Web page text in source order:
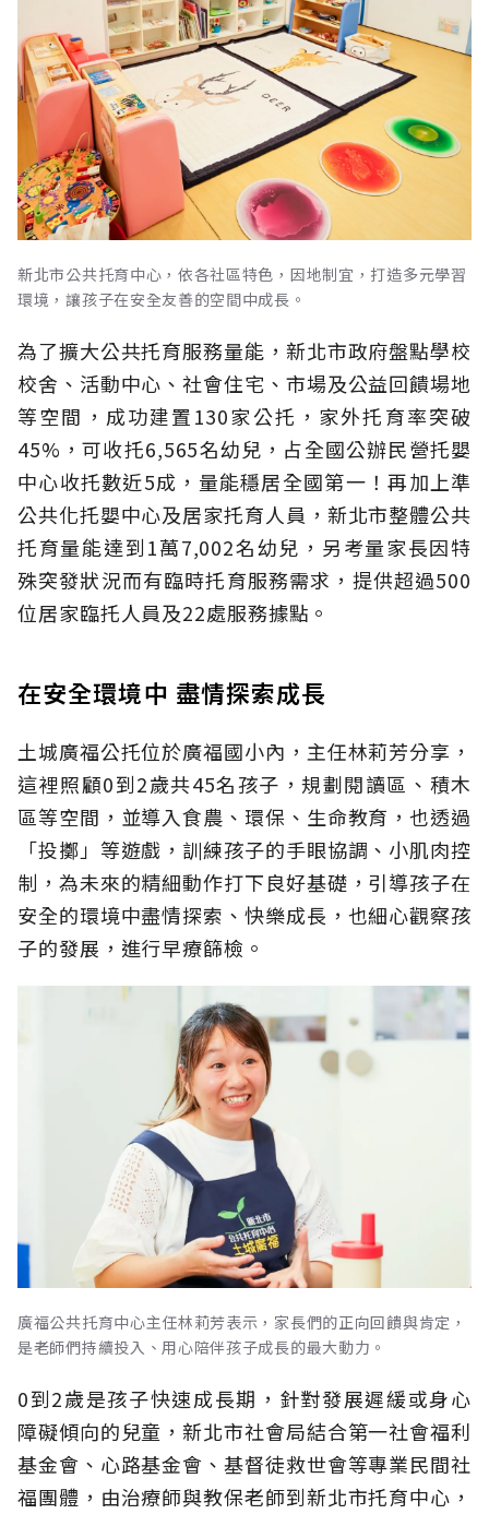
新北市公共托育中心，依各社區特色，因地制宜，打造多元學習
環境，讓孩子在安全友善的空間中成長。
為了擴大公共托育服務量能，新北市政府盤點學校
校舍、活動中心、社會住宅、市場及公益回饋場地
等空間，成功建置130家公托，家外托育率突破
45%，可收托6,565名幼兒，占全國公辦民營托嬰
中心收托數近5成，量能穩居全國第一！再加上準
公共化托嬰中心及居家托育人員，新北市整體公共
托育量能達到1萬7,002名幼兒，另考量家長因特
殊突發狀況而有臨時托育服務需求，提供超過500
位居家臨托人員及22處服務據點。
在安全環境中 盡情探索成長
土城廣福公托位於廣福國小內，主任林莉芳分享，
這裡照顧0到2歲共45名孩子，規劃閱讀區、積木
區等空間，並導入食農、環保、生命教育，也透過
「投擲」等遊戲，訓練孩子的手眼協調、小肌肉控
制，為未來的精細動作打下良好基礎，引導孩子在
安全的環境中盡情探索、快樂成長，也細心觀察孩
子的發展，進行早療篩檢。
廣福公共托育中心主任林莉芳表示，家長們的正向回饋與肯定，
是老師們持續投入、用心陪伴孩子成長的最大動力。
0到2歲是孩子快速成長期，針對發展遲緩或身心
障礙傾向的兒童，新北市社會局結合第一社會福利
基金會、心路基金會、基督徒救世會等專業民間社
福團體，由治療師與教保老師到新北市托育中心，